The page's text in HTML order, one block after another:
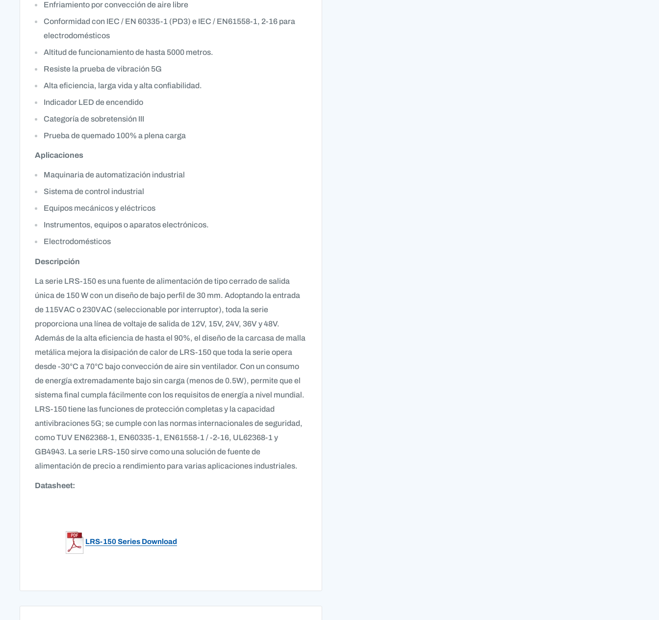
Enfriamiento por convección de aire libre
Conformidad con IEC / EN 60335-1 (PD3) e IEC / EN61558-1, 2-16 para
electrodomésticos
Altitud de funcionamiento de hasta 5000 metros.
Resiste la prueba de vibración 5G
Alta eficiencia, larga vida y alta confiabilidad.
Indicador LED de encendido
Categoría de sobretensión III
Prueba de quemado 100% a plena carga
Aplicaciones
Maquinaria de automatización industrial
Sistema de control industrial
Equipos mecánicos y eléctricos
Instrumentos, equipos o aparatos electrónicos.
Electrodomésticos
Descripción
La serie LRS-150 es una fuente de alimentación de tipo cerrado de salida
única de 150 W con un diseño de bajo perfil de 30 mm. Adoptando la entrada
de 115VAC o 230VAC (seleccionable por interruptor), toda la serie
proporciona una línea de voltaje de salida de 12V, 15V, 24V, 36V y 48V.
Además de la alta eficiencia de hasta el 90%, el diseño de la carcasa de malla
metálica mejora la disipación de calor de LRS-150 que toda la serie opera
desde -30°C a 70°C bajo convección de aire sin ventilador. Con un consumo
de energía extremadamente bajo sin carga (menos de 0.5W), permite que el
sistema final cumpla fácilmente con los requisitos de energía a nivel mundial.
LRS-150 tiene las funciones de protección completas y la capacidad
antivibraciones 5G; se cumple con las normas internacionales de seguridad,
como TUV EN62368-1, EN60335-1, EN61558-1 / -2-16, UL62368-1 y
GB4943. La serie LRS-150 sirve como una solución de fuente de
alimentación de precio a rendimiento para varias aplicaciones industriales.
Datasheet:
LRS-150 Series Download